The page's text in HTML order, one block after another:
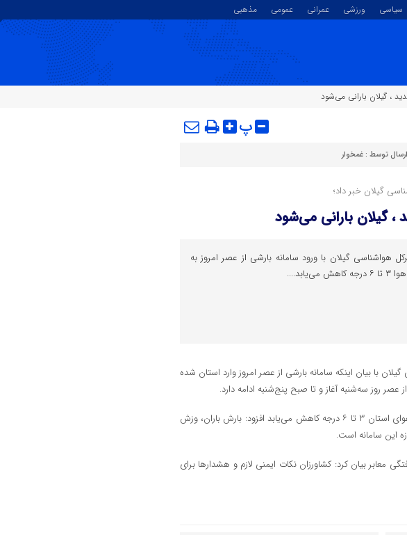
سیاسی ورزشی عمرانی عمومی
مذهبی
، گیلان بارانی می‌شود
پ
ارسال توسط : غمخوار
گیلان خبر داد؛
، گیلان بارانی می‌شود
هواشناسی گیلان با ورود سامانه بارشی از عصر امروز به
با بیان اینکه سامانه بارشی از عصر امروز وارد استان شده
روز سه‌شنبه آغاز و تا صبح پنج‌شنبه ادامه دارد.
وی با اشاره به اینکه با فعالیت این سامانه بارشی دمای هوای استان ۳ تا ۶ درجه کاهش می‌یابد افزود: بارش باران، وزش
این سامانه است.
معابر بیان کرد: کشاورزان نکات ایمنی لازم و هشدارها برای